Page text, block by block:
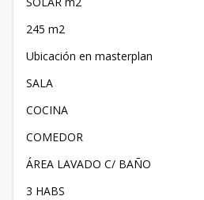
245 m2
Ubicación en masterplan
SALA
COCINA
COMEDOR
ÁREA LAVADO C/ BAÑO
3 HABS